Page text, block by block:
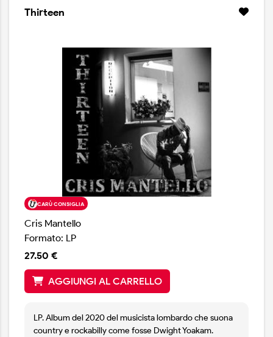
Thirteen
CARÙ CONSIGLIA
Cris Mantello
Formato: LP
27.50 €
AGGIUNGI AL CARRELLO
LP. Album del 2020 del musicista lombardo che suona
country e rockabilly come fosse Dwight Yoakam.